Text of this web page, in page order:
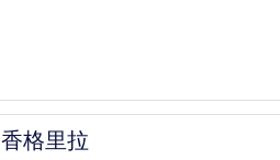
格里拉
里拉